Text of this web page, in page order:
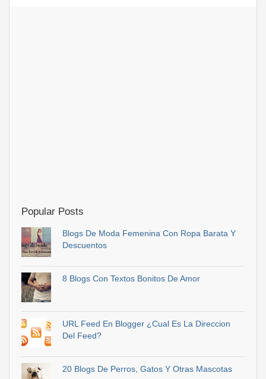
Popular Posts
Blogs De Moda Femenina Con Ropa Barata Y
Descuentos
8 Blogs Con Textos Bonitos De Amor
URL Feed En Blogger ¿Cual Es La Direccion
Del Feed?
20 Blogs De Perros, Gatos Y Otras Mascotas